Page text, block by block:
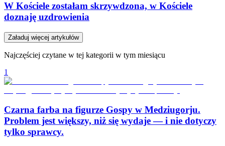
W Kościele zostałam skrzywdzona, w Kościele
doznaję uzdrowienia
Załaduj więcej artykułów
Najczęściej czytane w tej kategorii w tym miesiącu
1
Czarna farba na figurze Gospy w Medziugorju.
Problem jest większy, niż się wydaje — i nie dotyczy
tylko sprawcy.